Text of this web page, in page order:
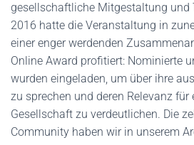
gesellschaftliche Mitgestaltung und
2016 hatte die Veranstaltung in
einer enger werdenden
Online Award profitiert: Nominierte
wurden eingeladen, um über ihre
zu sprechen und deren Relevanz für
Gesellschaft zu verdeutlichen. Die
Community haben wir in unserem